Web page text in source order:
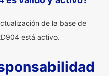
de la base de
está activo.